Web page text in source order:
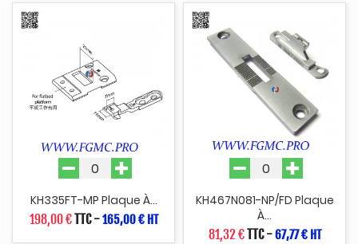
KH335FT-MP Plaque À...
198,00 €TTC-165,00 € HT
KH467N081-NP/FD Plaque
À...
81,32 €TTC-67,77 € HT